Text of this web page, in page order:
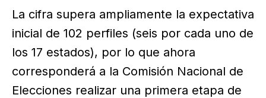
(Morena)…
La cifra supera ampliamente la expectativa
inicial de 102 perfiles (seis por cada uno de
los 17 estados), por lo que ahora
corresponderá a la Comisión Nacional de
Elecciones realizar una primera etapa de